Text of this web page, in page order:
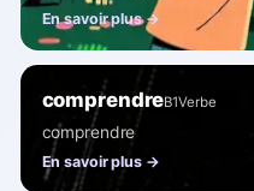
En savoir plus →
comprendreB1Verbe
comprendre
En savoir plus →